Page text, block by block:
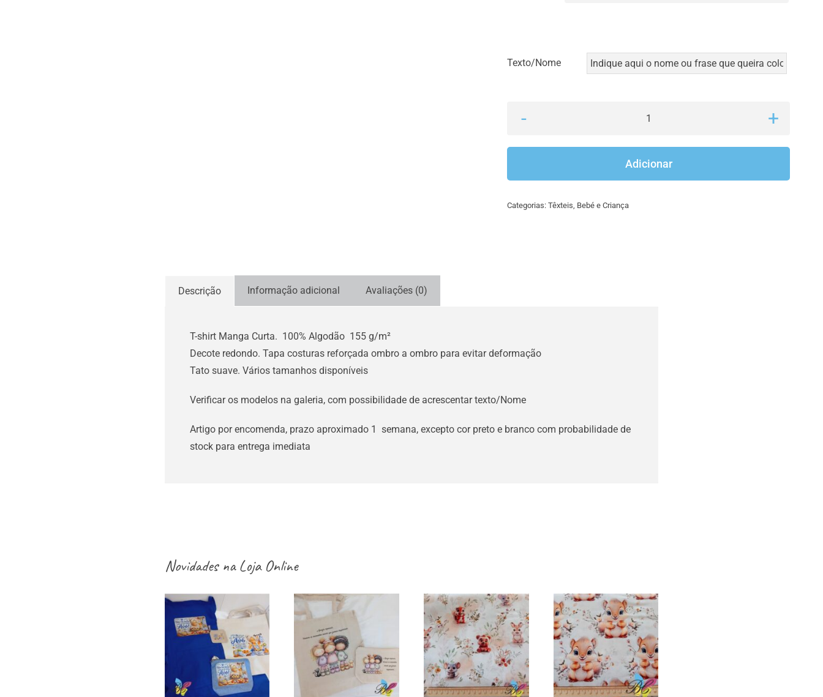
Texto/Nome
Quantidade
T-
Adicionar
Categorias: Têxteis Bebé e Criança
Descrição Informação adicional Avaliações (0)
T-shirt Manga Curta. 100% Algodão 155 g/m²
Decote redondo. Tapa costuras reforçada ombro a ombro para evitar deformação
Tato suave. Vários tamanhos disponíveis
Verificar os modelos na galeria, com possibilidade de acrescentar texto/Nome
Artigo por encomenda, prazo aproximado 1 semana, excepto cor preto e branco com probabilidade de
stock para entrega imediata
Novidades naLoja Online
aventais / Sacos
/ necessaires /
estojos / porta-
moedas dia dos
avós – vários
modelos
Sacos /
necessaires /
estojos / porta-
moedas para
amigas e gatos –
vários modelos
Tecidos infantis
– esquilos e
outros
Tecidos esquilos